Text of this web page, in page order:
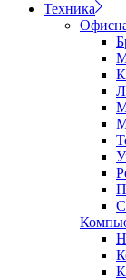
Техника